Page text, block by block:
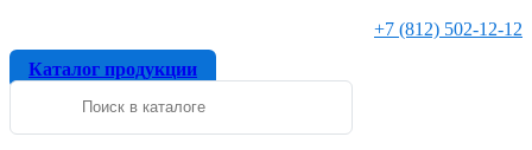
+7 (812) 502-12-12
Каталог продукции